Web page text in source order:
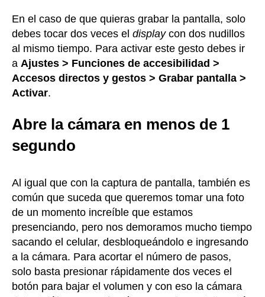
En el caso de que quieras grabar la pantalla, solo
debes tocar dos veces el display con dos nudillos
al mismo tiempo. Para activar este gesto debes ir
a Ajustes > Funciones de accesibilidad >
Accesos directos y gestos > Grabar pantalla >
Activar.
Abre la cámara en menos de 1
segundo
Al igual que con la captura de pantalla, también es
común que suceda que queremos tomar una foto
de un momento increíble que estamos
presenciando, pero nos demoramos mucho tiempo
sacando el celular, desbloqueándolo e ingresando
a la cámara. Para acortar el número de pasos,
solo basta presionar rápidamente dos veces el
botón para bajar el volumen y con eso la cámara